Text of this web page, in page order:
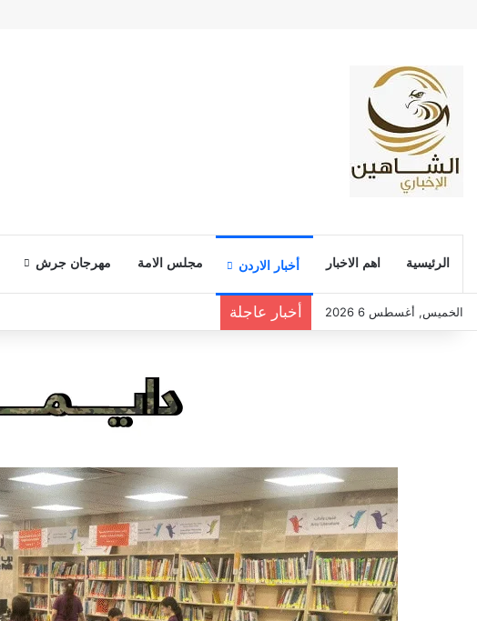
الرئيسية اهم الاخبار أخبار الاردن مجلس الامة مهرجان جرش
الخميس, أغسطس 6 2026 أخبار عاجلة